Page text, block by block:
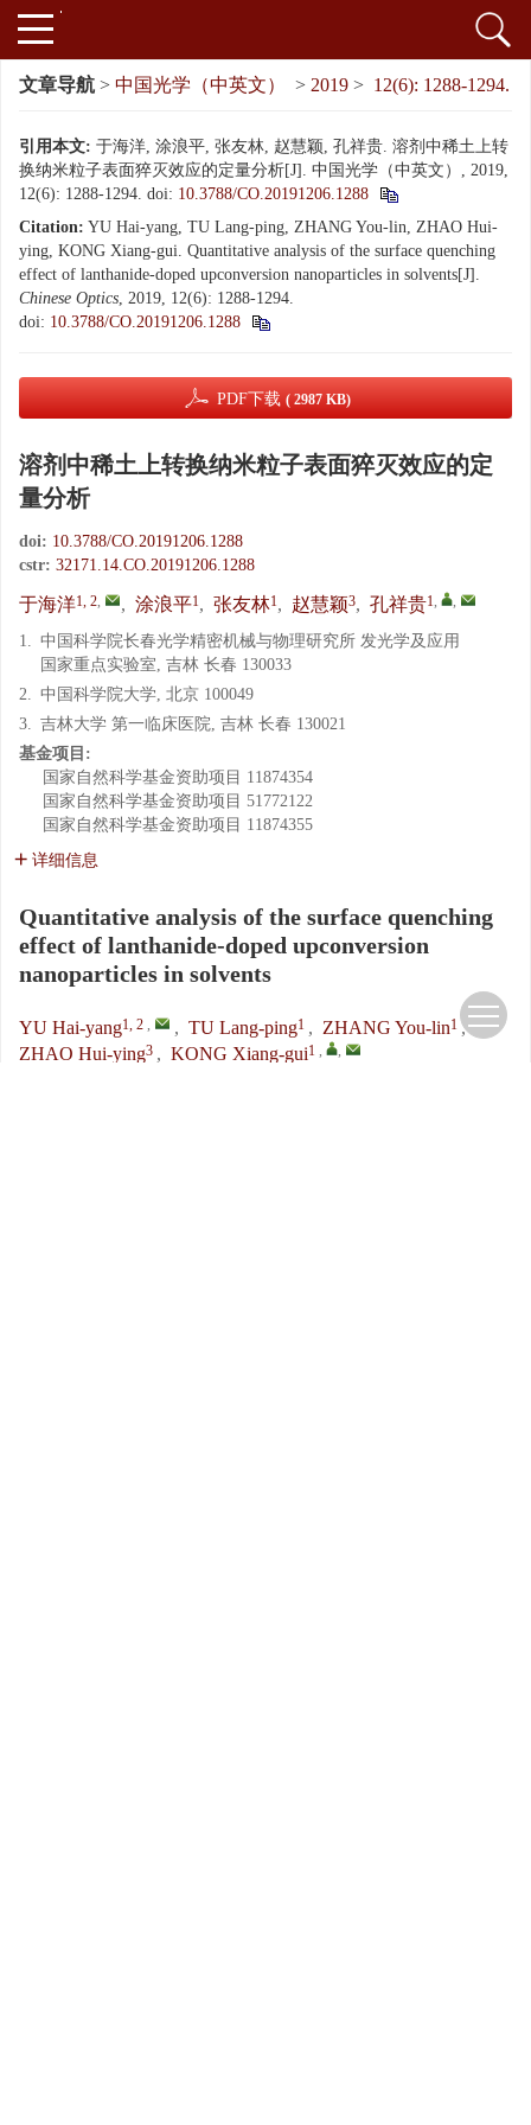
文章导航 > 中国光学（中英文） > 2019 > 12(6): 1288-1294.
引用本文: 于海洋, 涂浪平, 张友林, 赵慧颖, 孔祥贵. 溶剂中稀土上转
换纳米粒子表面猝灭效应的定量分析[J]. 中国光学（中英文）, 2019,
12(6): 1288-1294. doi: 10.3788/CO.20191206.1288
Citation: YU Hai-yang, TU Lang-ping, ZHANG You-lin, ZHAO Hui-
ying, KONG Xiang-gui. Quantitative analysis of the surface quenching
effect of lanthanide-doped upconversion nanoparticles in solvents[J].
Chinese Optics, 2019, 12(6): 1288-1294.
doi: 10.3788/CO.20191206.1288
PDF下载 ( 2987 KB)
溶剂中稀土上转换纳米粒子表面猝灭效应的定
量分析
doi: 10.3788/CO.20191206.1288
cstr: 32171.14.CO.20191206.1288
于海洋1, 2, , 涂浪平1, 张友林1, 赵慧颖3, 孔祥贵1, ,
1. 中国科学院长春光学精密机械与物理研究所 发光学及应用
国家重点实验室, 吉林 长春 130033
2. 中国科学院大学, 北京 100049
3. 吉林大学 第一临床医院, 吉林 长春 130021
基金项目:
国家自然科学基金资助项目 11874354
国家自然科学基金资助项目 51772122
国家自然科学基金资助项目 11874355
详细信息
Quantitative analysis of the surface quenching
effect of lanthanide-doped upconversion
nanoparticles in solvents
YU Hai-yang1, 2 , , TU Lang-ping1 , ZHANG You-lin1 ,
ZHAO Hui-ying3 , KONG Xiang-gui1 , ,